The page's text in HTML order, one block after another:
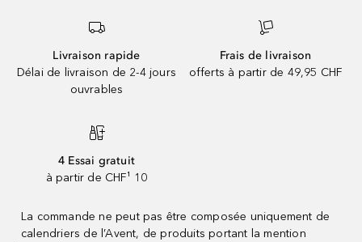
Livraison rapide
Délai de livraison de 2-4 jours
ouvrables
Frais de livraison
offerts à partir de 49,95 CHF
4 Essai gratuit
à partir de CHF¹ 10
La commande ne peut pas être composée uniquement de
calendriers de l’Avent, de produits portant la mention